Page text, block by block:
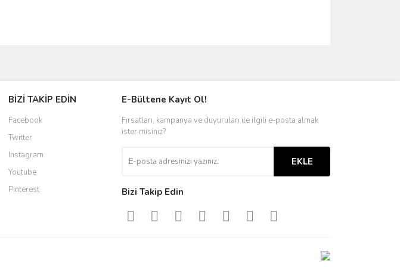
BİZİ TAKİP EDİN
Facebook
Twitter
Instagram
Youtube
Pinterest
E-Bültene Kayıt Ol!
Fırsatları, kampanya ve duyuruları ile ilgili e-posta almak
ister misiniz?
EKLE
Bizi Takip Edin